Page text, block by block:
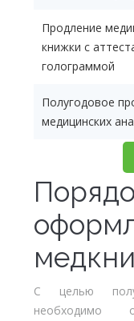
Продление
книжки с
голограммой
Полугодовое
медицинских
С целью
необходимо